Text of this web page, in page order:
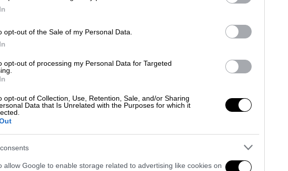
opt-out of the Sale of my Personal Data.
opt-out of processing my Personal Data for Targeted
opt-out of Collection, Use, Retention, Sale, and/or Sharing
Data that Is Unrelated with the Purposes for which it
allow Google to enable storage related to advertising like cookies on
στη Super League ο
Βικελίδης» και ολοκλήρωσε
κατακτώντας την άτυπη πρωτιά στα
ανέβασε την απόδοσή της στο
με πρωταγωνιστές παίκτες που